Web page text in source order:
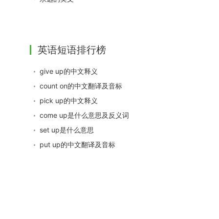
英语短语排行榜
give up的中文释义
count on的中文翻译及音标
pick up的中文释义
come up是什么意思及反义词
set up是什么意思
put up的中文翻译及音标